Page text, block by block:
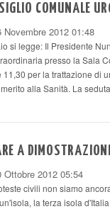
COMUNALE
Novembre 2012 01:48
si legge: Il Presidente
presso la Sala
per la trattazione di
alla Sanità. La
A
Ottobre 2012 05:54
civili non siamo
un'isola, la terza isola